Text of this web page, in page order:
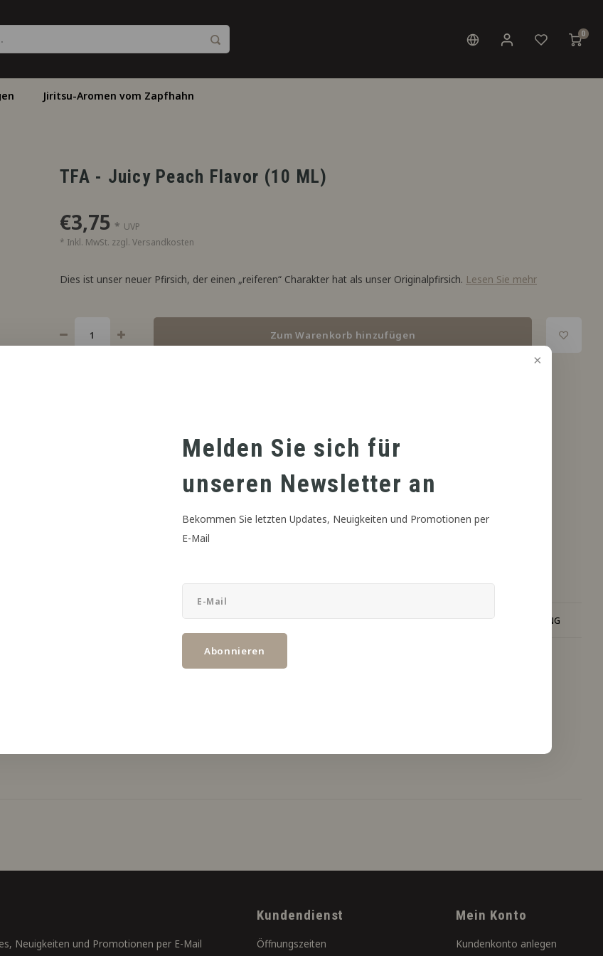
Melden Sie sich für
unseren Newsletter an
Bekommen Sie letzten Updates, Neuigkeiten und Promotionen per
E-Mail
Abonnieren
0
Jiritsu-Aromen vom Zapfhahn
TFA - Juicy Peach Flavor (10 ML)
€3,75 * UVP
* Inkl. MwSt. zzgl. Versandkosten
Dies ist unser neuer Pfirsich, der einen „reiferen“ Charakter hat als unser Originalpfirsich. Lesen Sie mehr
Zum Warenkorb hinzufügen
DISKRETER VERSAND PROFESSIONELLE BERATUNG
Neuigkeiten und Promotionen per E-Mail
Kundendienst
Öffnungszeiten
Mein Konto
Kundenkonto anlegen